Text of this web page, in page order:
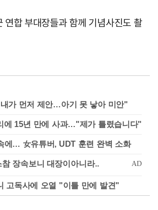
연합 부대장들과 함께 기념사진도 촬
가 먼저 제안…아기 못 낳아 미안"
에 15년 만에 사과…"제가 틀렸습니다"
에… 女유튜버, UDT 훈련 완벽 소화
고독사에 오열 "이틀 만에 발견"